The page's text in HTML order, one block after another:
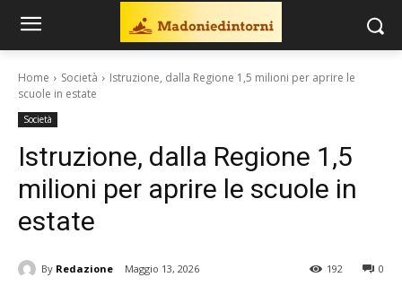
Home Società
Istruzione, dalla Regione 1,5 milioni per aprire le
scuole in estate
Società
Istruzione, dalla Regione 1,5
milioni per aprire le scuole in
estate
By Redazione Maggio 13, 2026 0
192